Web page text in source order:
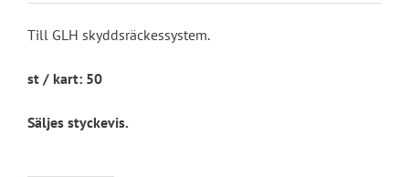
Till GLH skyddsräckessystem.
st / kart: 50
Säljes styckevis.